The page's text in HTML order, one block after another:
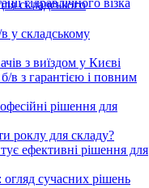
складського
у складському
з виїздом у Києві
в з гарантією і повним
рішення для
роклу для складу?
ефективні рішення для
сучасних рішень
гідравлічного візка